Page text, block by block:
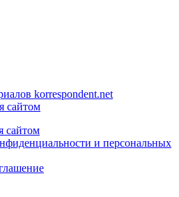
korrespondent.net
сайтом
сайтом
и персональных